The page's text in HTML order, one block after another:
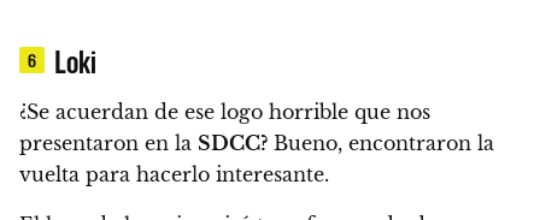
6 Loki
¿Se acuerdan de ese logo horrible que nos
presentaron en la SDCC? Bueno, encontraron la
vuelta para hacerlo interesante.